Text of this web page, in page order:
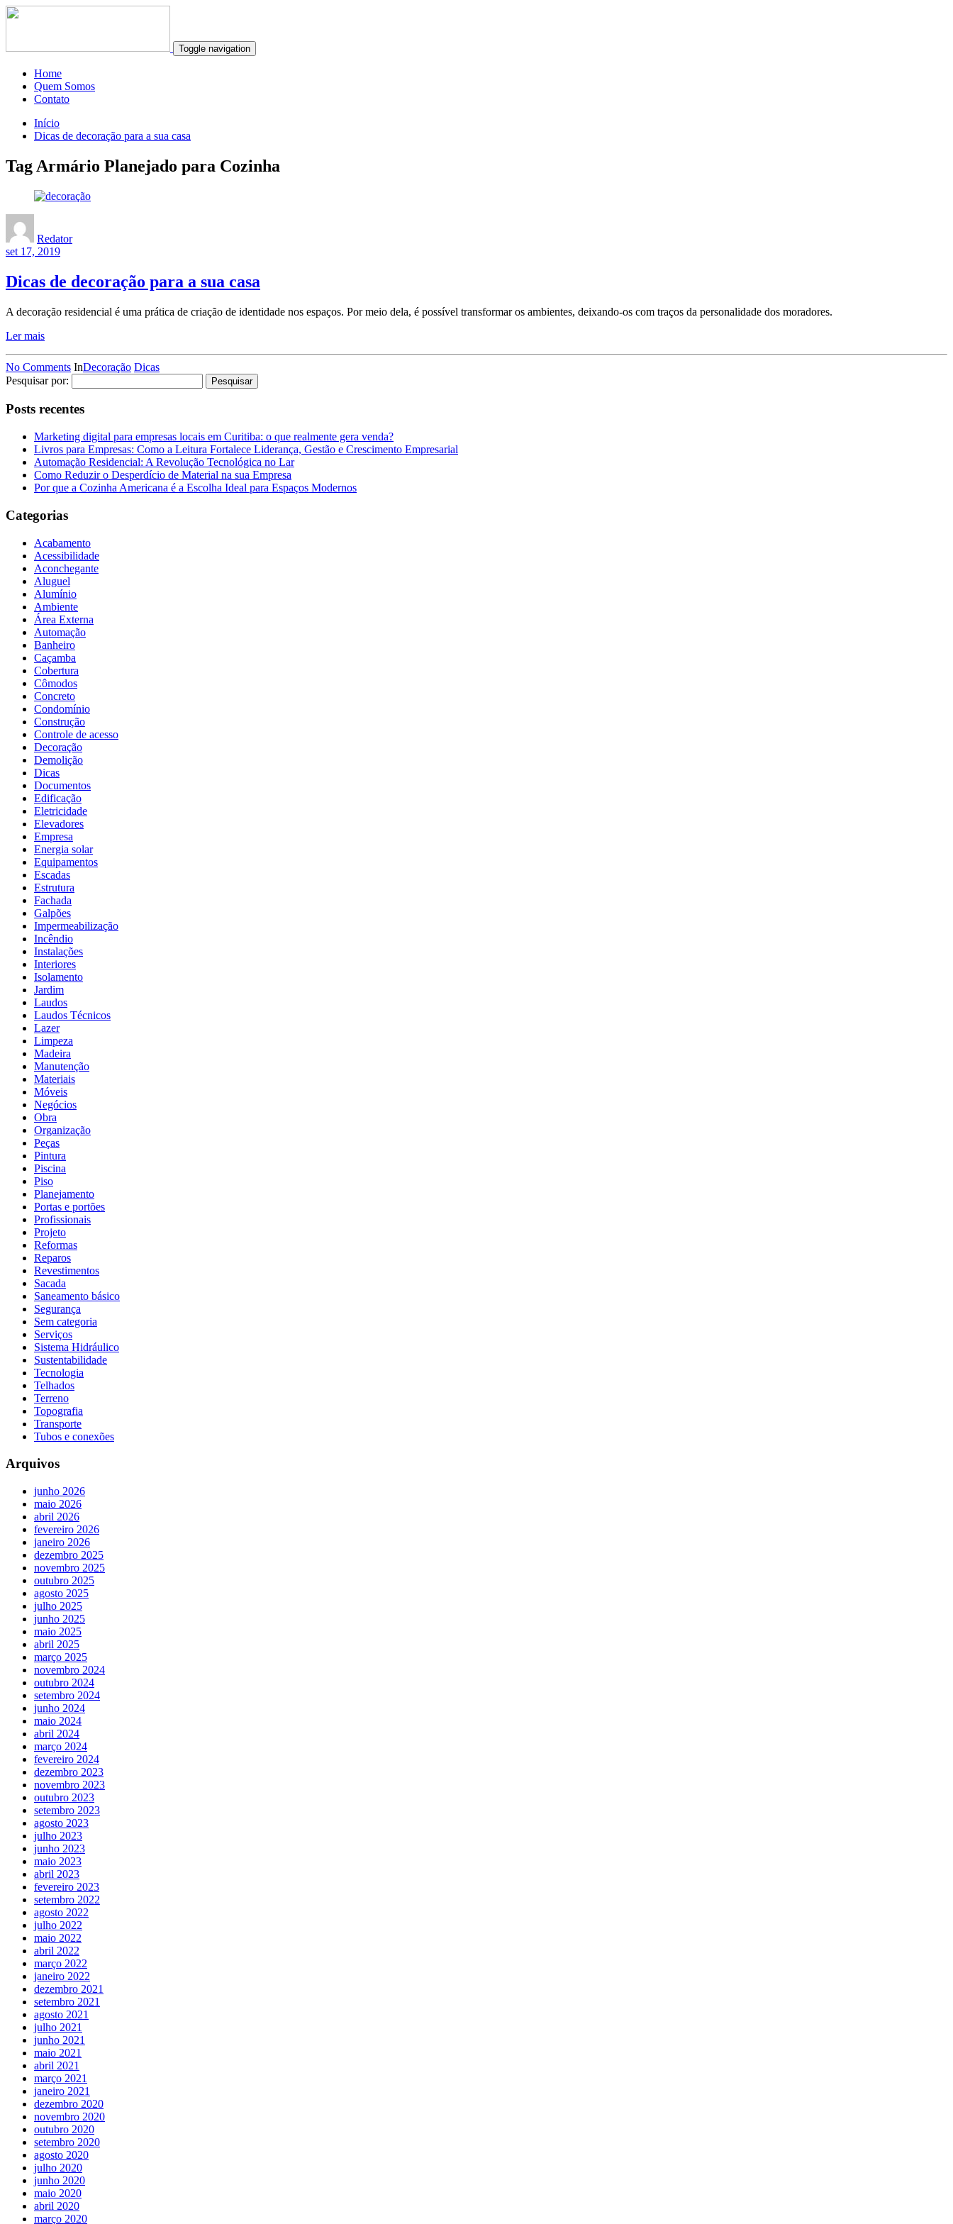
Toggle navigation
Home
Quem Somos
Contato
Início
Dicas de decoração para a sua casa
Tag Armário Planejado para Cozinha
Redator
set 17, 2019
Dicas de decoração para a sua casa
A decoração residencial é uma prática de criação de identidade nos espaços. Por meio dela, é possível transformar os ambientes, deixando-os com traços da personalidade dos moradores.
Ler mais
No Comments InDecoração Dicas
Pesquisar por:
Posts recentes
Marketing digital para empresas locais em Curitiba: o que realmente gera venda?
Livros para Empresas: Como a Leitura Fortalece Liderança, Gestão e Crescimento Empresarial
Automação Residencial: A Revolução Tecnológica no Lar
Como Reduzir o Desperdício de Material na sua Empresa
Por que a Cozinha Americana é a Escolha Ideal para Espaços Modernos
Categorias
Acabamento
Acessibilidade
Aconchegante
Aluguel
Alumínio
Ambiente
Área Externa
Automação
Banheiro
Caçamba
Cobertura
Cômodos
Concreto
Condomínio
Construção
Controle de acesso
Decoração
Demolição
Dicas
Documentos
Edificação
Eletricidade
Elevadores
Empresa
Energia solar
Equipamentos
Escadas
Estrutura
Fachada
Galpões
Impermeabilização
Incêndio
Instalações
Interiores
Isolamento
Jardim
Laudos
Laudos Técnicos
Lazer
Limpeza
Madeira
Manutenção
Materiais
Móveis
Negócios
Obra
Organização
Peças
Pintura
Piscina
Piso
Planejamento
Portas e portões
Profissionais
Projeto
Reformas
Reparos
Revestimentos
Sacada
Saneamento básico
Segurança
Sem categoria
Serviços
Sistema Hidráulico
Sustentabilidade
Tecnologia
Telhados
Terreno
Topografia
Transporte
Tubos e conexões
Arquivos
junho 2026
maio 2026
abril 2026
fevereiro 2026
janeiro 2026
dezembro 2025
novembro 2025
outubro 2025
agosto 2025
julho 2025
junho 2025
maio 2025
abril 2025
março 2025
novembro 2024
outubro 2024
setembro 2024
junho 2024
maio 2024
abril 2024
março 2024
fevereiro 2024
dezembro 2023
novembro 2023
outubro 2023
setembro 2023
agosto 2023
julho 2023
junho 2023
maio 2023
abril 2023
fevereiro 2023
setembro 2022
agosto 2022
julho 2022
maio 2022
abril 2022
março 2022
janeiro 2022
dezembro 2021
setembro 2021
agosto 2021
julho 2021
junho 2021
maio 2021
abril 2021
março 2021
janeiro 2021
dezembro 2020
novembro 2020
outubro 2020
setembro 2020
agosto 2020
julho 2020
junho 2020
maio 2020
abril 2020
março 2020